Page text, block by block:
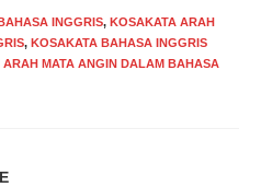
INGGRIS, KOSAKATA ARAH
, KOSAKATA BAHASA INGGRIS
ARAH MATA ANGIN DALAM BAHASA